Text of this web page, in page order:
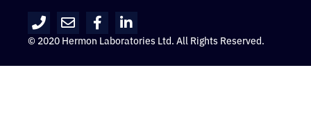
© 2020 Hermon Laboratories Ltd. All Rights Reserved.